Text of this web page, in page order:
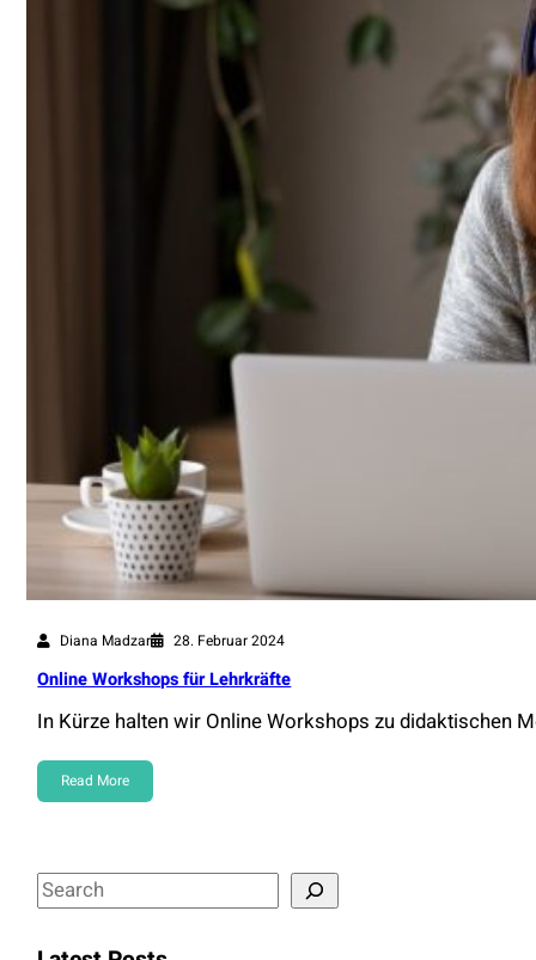
Diana Madzar 28. Februar 2024
Online Workshops für Lehrkräfte
In Kürze halten wir Online Workshops zu didaktischen
Read More
S
e
a